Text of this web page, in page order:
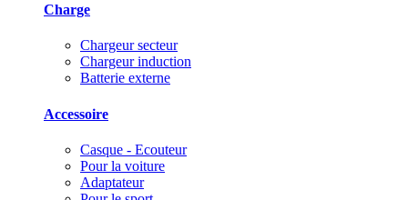
Charge
Chargeur secteur
Chargeur induction
Batterie externe
Accessoire
Casque - Ecouteur
Pour la voiture
Adaptateur